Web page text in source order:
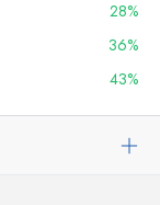
28%
36%
43%